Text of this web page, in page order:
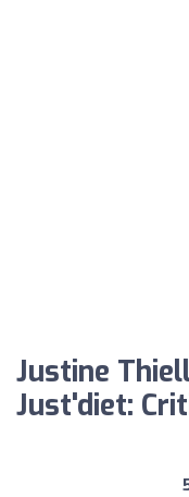
Justine
Just'diet: